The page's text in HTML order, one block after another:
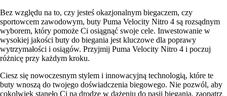
Bez względu na to, czy jesteś okazjonalnym biegaczem, czy
sportowcem zawodowym, buty Puma Velocity Nitro 4 są rozsądnym
wyborem, który pomoże Ci osiągnąć swoje cele. Inwestowanie w
wysokiej jakości buty do biegania jest kluczowe dla poprawy
wytrzymałości i osiągów. Przyjmij Puma Velocity Nitro 4 i poczuj
różnicę przy każdym kroku.
Ciesz się nowoczesnym stylem i innowacyjną technologią, które te
buty wnoszą do twojego doświadczenia biegowego. Nie pozwól, aby
cokolwiek stanęło Ci na drodze w dążeniu do pasji biegania, zaopatrz